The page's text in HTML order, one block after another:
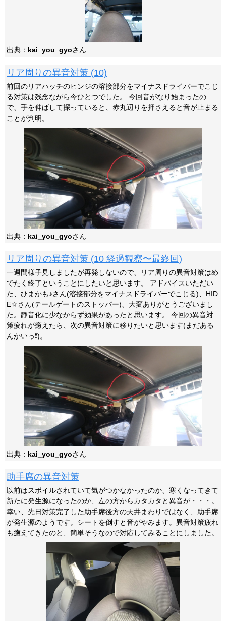
出典： kai_you_gyoさん
リア周りの異音対策 (10)
前回のリアハッチのヒンジの溶接部分をマイナスドライバーでこじ
る対策は残念ながら今ひとつでした。 今回音がなり始まったの
で、手を伸ばして探っていると、赤丸辺りを押さえると音が止まる
ことが判明。
出典： kai_you_gyoさん
リア周りの異音対策 (10 経過観察〜最終回)
一週間様子見しましたが再発しないので、リア周りの異音対策はめ
でたく終了ということにしたいと思います。 アドバイスいただい
た、ひまかも♪さん(溶接部分をマイナスドライバーでこじる)、HID
E☆さん(テールゲートのストッパー)、大変ありがとうございまし
た。静音化に少なからず効果があったと思います。 今回の異音対
策疲れが癒えたら、次の異音対策に移りたいと思います(まだある
んかいっ❗️)。
出典： kai_you_gyoさん
助手席の異音対策
以前はスポイルされていて気がつかなかったのか、寒くなってきて
新たに発生源になったのか、左の方からカタカタと異音が・・・。
幸い、先日対策完了した助手席後方の天井まわりではなく、助手席
が発生源のようです。シートを倒すと音がやみます。異音対策疲れ
も癒えてきたのと、簡単そうなので対応してみることにしました。